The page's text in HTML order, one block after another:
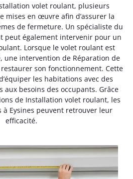
volet roulant, plusieurs
mises en œuvre afin d’assurer la
de fermeture. Un spécialiste du
peut également intervenir pour un
Lorsque le volet roulant est
une intervention de Réparation de
son fonctionnement. Cette
les habitations avec des
aux besoins des occupants. Grâce
de Installation volet roulant, les
à Eysines peuvent retrouver leur
efficacité.